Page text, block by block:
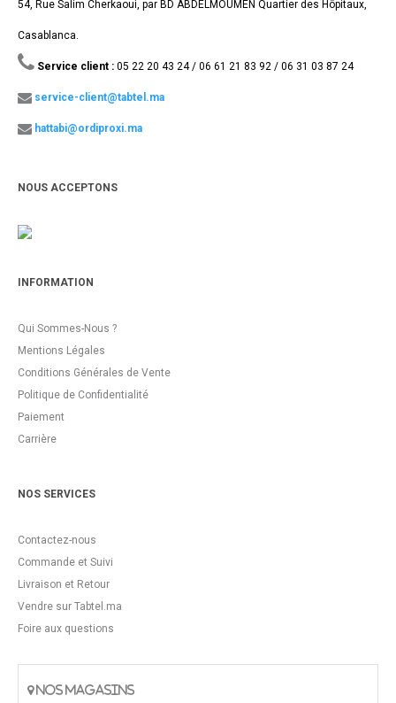
54, Rue Salim Cherkaoui, par BD ABDELMOUMEN Quartier des Hôpitaux,
Casablanca.
Service client : 05 22 20 43 24 / 06 61 21 83 92 / 06 31 03 87 24
service-client@tabtel.ma
hattabi@ordiproxi.ma
NOUS ACCEPTONS
INFORMATION
Qui Sommes-Nous ?
Mentions Légales
Conditions Générales de Vente
Politique de Confidentialité
Paiement
Carrière
NOS SERVICES
Contactez-nous
Commande et Suivi
Livraison et Retour
Vendre sur Tabtel.ma
Foire aux questions
NOS MAGASINS